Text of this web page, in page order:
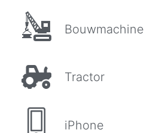
Bouwmachine
Tractor
iPhone